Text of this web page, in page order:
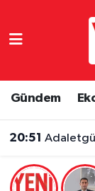
Gündem
20:51
Dünya
Adana
Adana